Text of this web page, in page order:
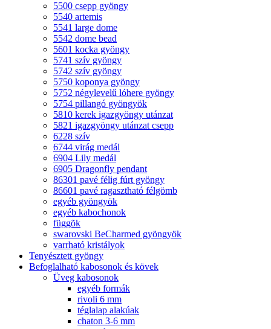
5500 csepp gyöngy
5540 artemis
5541 large dome
5542 dome bead
5601 kocka gyöngy
5741 szív gyöngy
5742 szív gyöngy
5750 koponya gyöngy
5752 négylevelű lóhere gyöngy
5754 pillangó gyöngyök
5810 kerek igazgyöngy utánzat
5821 igazgyöngy utánzat csepp
6228 szív
6744 virág medál
6904 Lily medál
6905 Dragonfly pendant
86301 pavé félig fúrt gyöngy
86601 pavé ragasztható félgömb
egyéb gyöngyök
egyéb kabochonok
függõk
swarovski BeCharmed gyöngyök
varrható kristályok
Tenyésztett gyöngy
Befoglalható kabosonok és kövek
Üveg kabosonok
egyéb formák
rivoli 6 mm
téglalap alakúak
chaton 3-6 mm